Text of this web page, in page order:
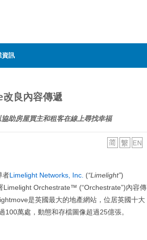
資訊
良內容傳遞
助房屋買主和租客在線上尋找幸福
者Limelight Networks, Inc. (“Limelight”)
Limelight Orchestrate™ (“Orchestrate”)內容傳
是英國最大的地產網站，位居英國十大
萬處，動態和存檔圖像超過25億張。